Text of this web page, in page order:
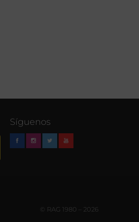
Síguenos
© RAG 1980 – 2026